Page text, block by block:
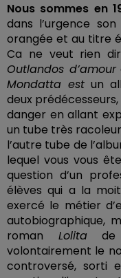
Nous sommes en
dans l’urgence
orangée et au titre
Ca ne veut rien
Outlandos d’amour
Mondatta estun
deux
danger en allant
un tube très
l’autre tube de
lequel vous vous
question d’un
élèves qui a la
exercé le métier
autobiographique,
roman Lolitade
volontairement le
controversé, sorti